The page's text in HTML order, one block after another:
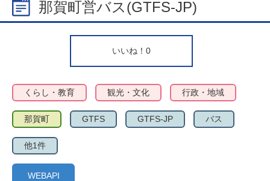
那賀町営バス(GTFS-JP)
いいね！ 0
くらし・教育 観光・文化 行政・地域
那賀町 GTFS GTFS-JP バス
他1件
WEBAPI